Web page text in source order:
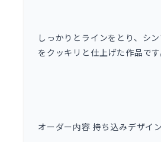
しっかりとラインをとり、シ
をクッキリと仕上げた作品です
オーダー内容 持ち込みデザイン